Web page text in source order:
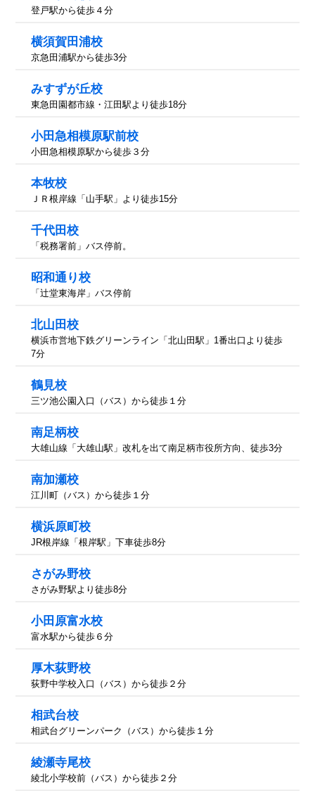
登戸駅から徒歩４分
横須賀田浦校
京急田浦駅から徒歩3分
みすずが丘校
東急田園都市線・江田駅より徒歩18分
小田急相模原駅前校
小田急相模原駅から徒歩３分
本牧校
ＪＲ根岸線「山手駅」より徒歩15分
千代田校
「税務署前」バス停前。
昭和通り校
「辻堂東海岸」バス停前
北山田校
横浜市営地下鉄グリーンライン「北山田駅」1番出口より徒歩
7分
鶴見校
三ツ池公園入口（バス）から徒歩１分
南足柄校
大雄山線「大雄山駅」改札を出て南足柄市役所方向、徒歩3分
南加瀬校
江川町（バス）から徒歩１分
横浜原町校
JR根岸線「根岸駅」下車徒歩8分
さがみ野校
さがみ野駅より徒歩8分
小田原富水校
富水駅から徒歩６分
厚木荻野校
荻野中学校入口（バス）から徒歩２分
相武台校
相武台グリーンパーク（バス）から徒歩１分
綾瀬寺尾校
綾北小学校前（バス）から徒歩２分